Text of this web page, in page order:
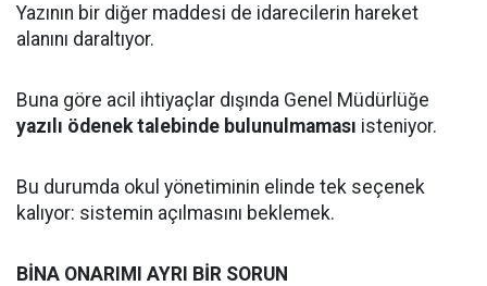
Yazının bir diğer maddesi de idarecilerin hareket
alanını daraltıyor.
Buna göre acil ihtiyaçlar dışında Genel Müdürlüğe
yazılı ödenek talebinde bulunulmaması isteniyor.
Bu durumda okul yönetiminin elinde tek seçenek
kalıyor: sistemin açılmasını beklemek.
BİNA ONARIMI AYRI BİR SORUN